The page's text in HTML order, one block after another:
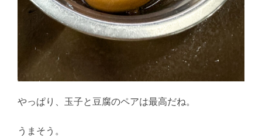
やっぱり、玉子と豆腐のペアは最高だね。
うまそう。